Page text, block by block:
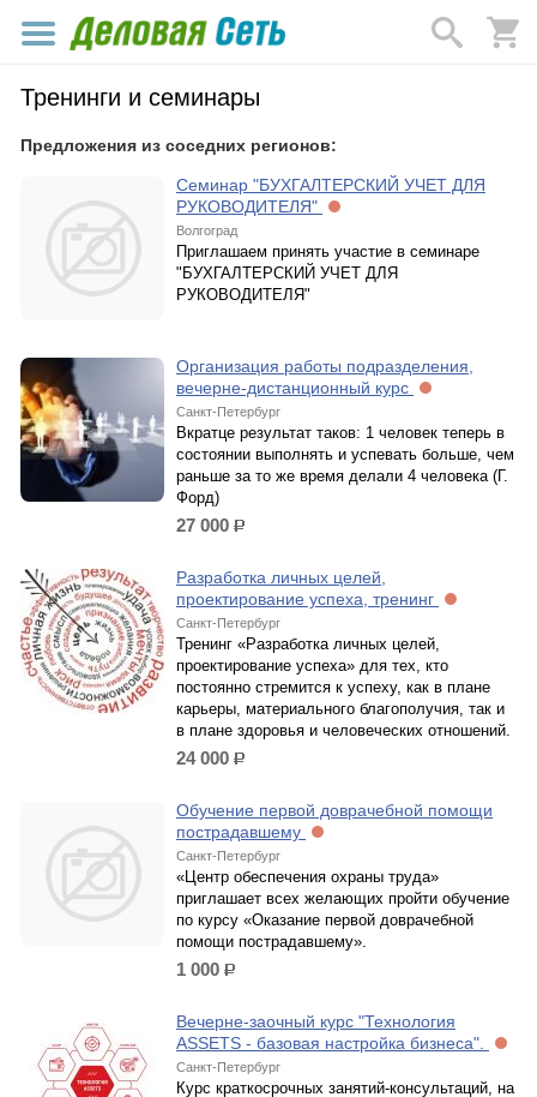
Тренинги и семинары
Предложения из соседних регионов:
Семинар "БУХГАЛТЕРСКИЙ УЧЕТ ДЛЯ
РУКОВОДИТЕЛЯ"
Волгоград
Приглашаем принять участие в семинаре
"БУХГАЛТЕРСКИЙ УЧЕТ ДЛЯ
РУКОВОДИТЕЛЯ"
Организация работы подразделения,
вечерне-дистанционный курс
Санкт-Петербург
Вкратце результат таков: 1 человек теперь в
состоянии выполнять и успевать больше, чем
раньше за то же время делали 4 человека (Г.
Форд)
27 000 р.
Разработка личных целей,
проектирование успеха, тренинг
Санкт-Петербург
Тренинг «Разработка личных целей,
проектирование успеха» для тех, кто
постоянно стремится к успеху, как в плане
карьеры, материального благополучия, так и
в плане здоровья и человеческих отношений.
24 000 р.
Обучение первой доврачебной помощи
пострадавшему
Санкт-Петербург
«Центр обеспечения охраны труда»
приглашает всех желающих пройти обучение
по курсу «Оказание первой доврачебной
помощи пострадавшему».
1 000 р.
Вечерне-заочный курс "Технология
ASSETS - базовая настройка бизнеса".
Санкт-Петербург
Курс краткосрочных занятий-консультаций, на